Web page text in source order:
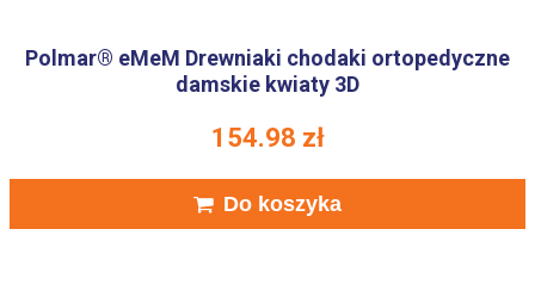
Polmar® eMeM Drewniaki chodaki ortopedyczne
damskie kwiaty 3D
154.98 zł
Do koszyka